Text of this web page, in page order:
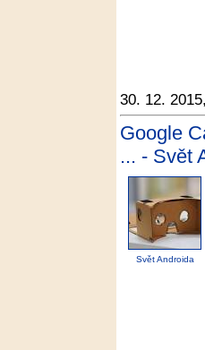
30. 12.
Google
... - Svět
Svět Androida